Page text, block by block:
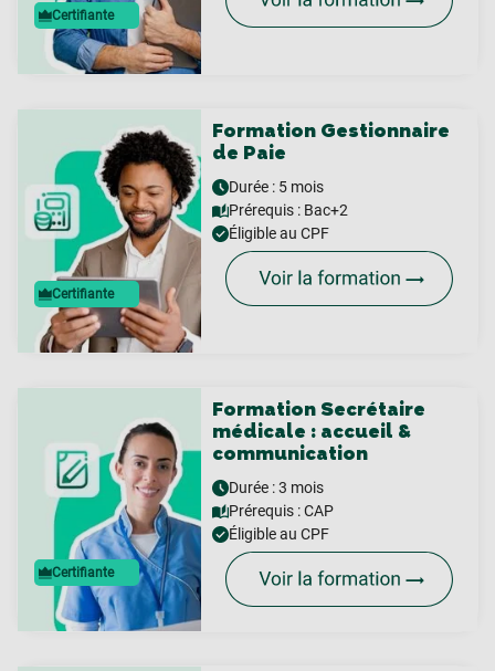
Certifiante
Certifiante
Formation Gestionnaire
de Paie
Durée : 5 mois
Prérequis : Bac+2
Éligible au CPF
Certifiante
Formation Secrétaire
médicale : accueil &
communication
Durée : 3 mois
Prérequis :CAP
Éligible au CPF